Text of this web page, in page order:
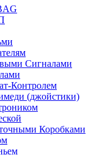
Сигналами
Контролем
(джойстики)
Коробками